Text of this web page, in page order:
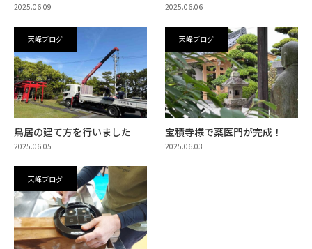
2025.06.09 2025.06.06
天峰ブログ
鳥居の建て方を行いました
2025.06.05
天峰ブログ
宝積寺様で薬医門が完成！
2025.06.03
天峰ブログ